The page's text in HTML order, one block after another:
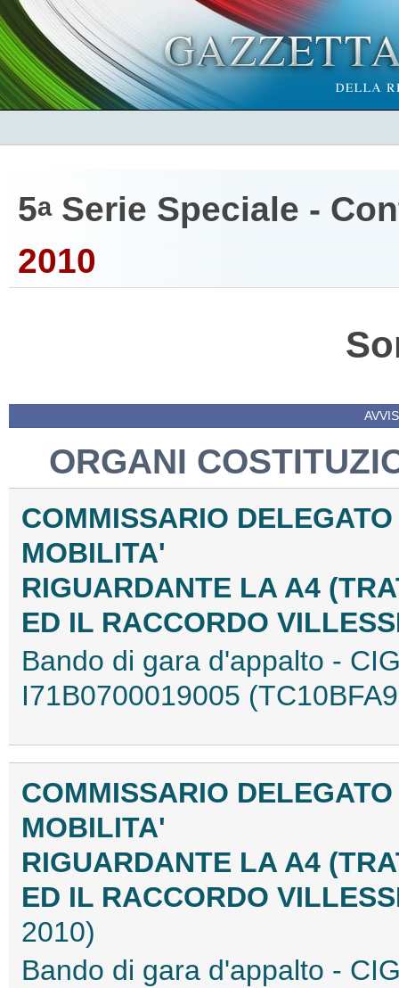
5aSerie Speciale -
2010
ORGANI
COMMISSARIO
MOBILITA'
RIGUARDANTE LA A4
ED IL RACCORDO
Bando di gara d'appalto -
I71B0700019005
COMMISSARIO
MOBILITA'
RIGUARDANTE LA A4
ED IL RACCORDO
2010)
Bando di gara d'appalto -